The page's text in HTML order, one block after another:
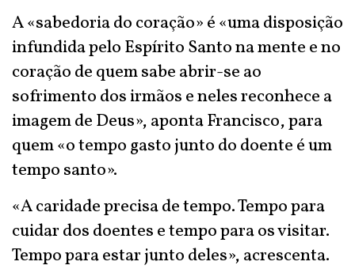
A «sabedoria do coração» é «uma disposição
infundida pelo Espírito Santo na mente e no
coração de quem sabe abrir-se ao
sofrimento dos irmãos e neles reconhece a
imagem de Deus», aponta Francisco, para
quem «o tempo gasto junto do doente é um
tempo santo».
«A caridade precisa de tempo. Tempo para
cuidar dos doentes e tempo para os visitar.
Tempo para estar junto deles», acrescenta.